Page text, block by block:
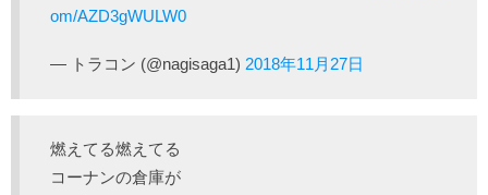
om/AZD3gWULW0
— トラコン (@nagisaga1) 2018年11月27日
燃えてる燃えてる
コーナンの倉庫が